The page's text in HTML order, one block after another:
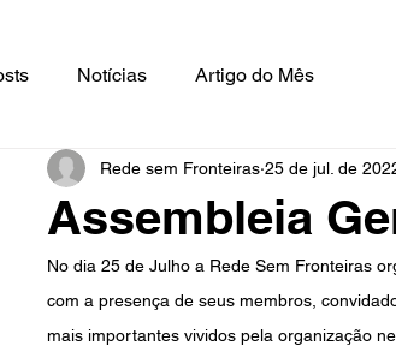
Notícias Artigo do Mês
Assembleia
Rede sem Fronteiras 25 de jul. de
No dia 25 de Julho a Rede Sem Fronteiras
com a presença de seus membros,
mais importantes vividos pela organização